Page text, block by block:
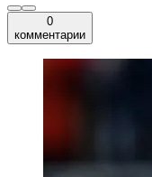
0
комментарии